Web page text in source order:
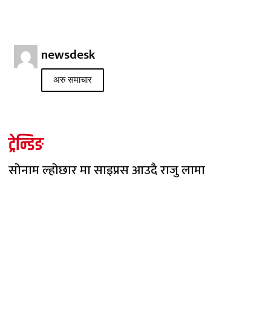
newsdesk
अरु समाचार
ट्रेन्डिङ
सोनाम ल्होछार मा साइप्रस आउदै राजु लामा